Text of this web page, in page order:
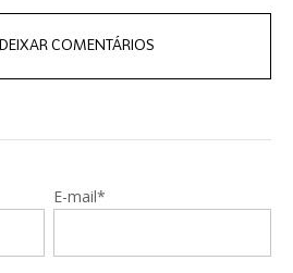
DEIXAR COMENTÁRIOS
E-mail*